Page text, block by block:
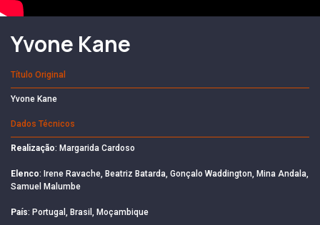
Yvone Kane
Título Original
Yvone Kane
Dados Técnicos
Realização: Margarida Cardoso
Elenco: Irene Ravache, Beatriz Batarda, Gonçalo Waddington, Mina Andala,
Samuel Malumbe
País: Portugal, Brasil, Moçambique